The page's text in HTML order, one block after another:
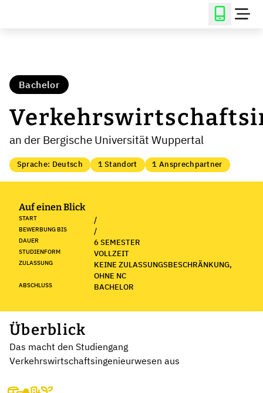
Bachelor
an der Bergische Universität Wuppertal
Sprache: Deutsch 1 Standort 1 Ansprechpartner
Auf einen Blick
START /
BEWERBUNG BIS /
DAUER 6 SEMESTER
STUDIENFORM VOLLZEIT
ZULASSUNG
KEINE ZULASSUNGSBESCHRÄNKUNG,
OHNE NC
ABSCHLUSS BACHELOR
Überblick
Das macht den Studiengang
Verkehrswirtschaftsingenieurwesen aus